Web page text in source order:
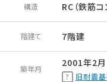
構造 RC（鉄筋コ
階建て 7階建
築年月
2001年2月
旧耐震